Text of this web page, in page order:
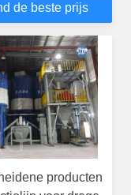
Mixer
de beste prijs
producten